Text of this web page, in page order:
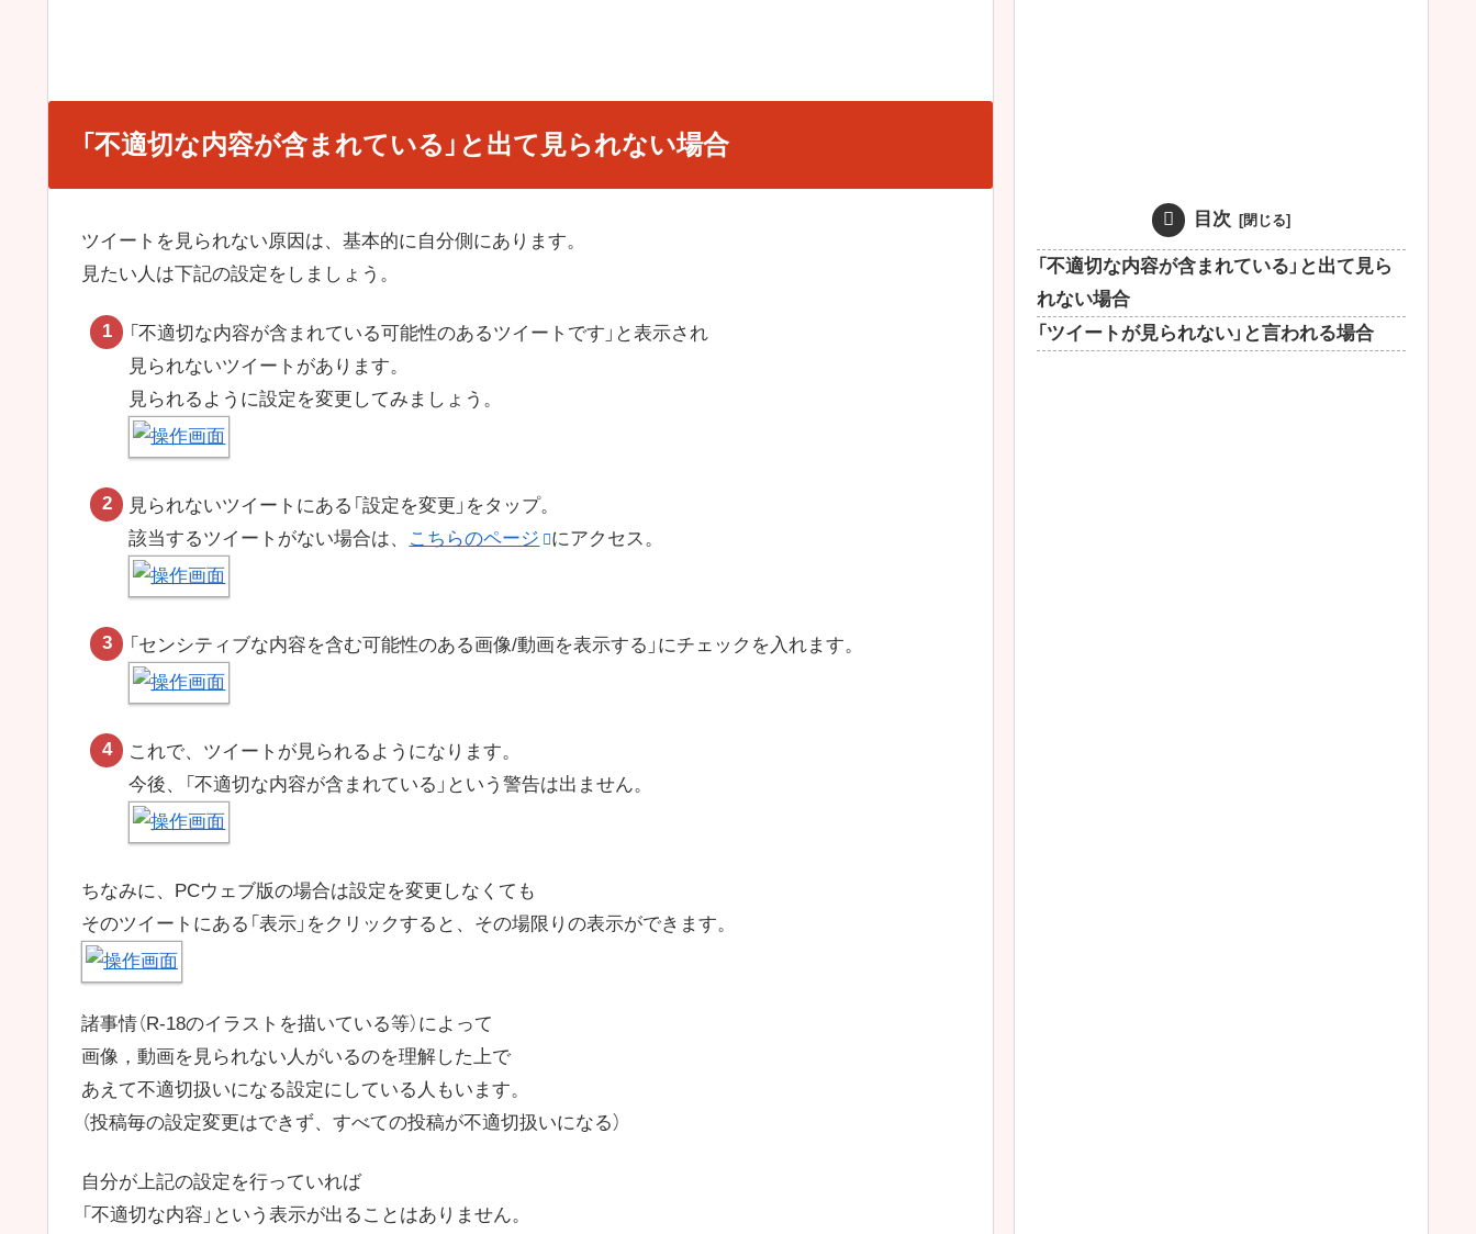
「不適切な内容が含まれている」と出て見られない場合
ツイートを見られない原因は、基本的に自分側にあります。
見たい人は下記の設定をしましょう。
「不適切な内容が含まれている可能性のあるツイートです」と表示され
見られないツイートがあります。
見られるように設定を変更してみましょう。
見られないツイートにある「設定を変更」をタップ。
該当するツイートがない場合は、 こちらのページ にアクセス。
「センシティブな内容を含む可能性のある画像/動画を表示する」にチェックを入れます。
これで、ツイートが見られるようになります。
今後、「不適切な内容が含まれている」という警告は出ません。
ちなみに、PCウェブ版の場合は設定を変更しなくても
そのツイートにある「表示」をクリックすると、その場限りの表示ができます。
諸事情（R-18のイラストを描いている等）によって
画像，動画を見られない人がいるのを理解した上で
あえて不適切扱いになる設定にしている人もいます。
（投稿毎の設定変更はできず、すべての投稿が不適切扱いになる）
自分が上記の設定を行っていれば
「不適切な内容」という表示が出ることはありません。
目次
「不適切な内容が含まれている」と出て見ら
れない場合
「ツイートが見られない」と言われる場合